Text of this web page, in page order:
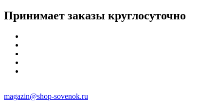
Принимает заказы круглосуточно
magazin@shop-sovenok.ru